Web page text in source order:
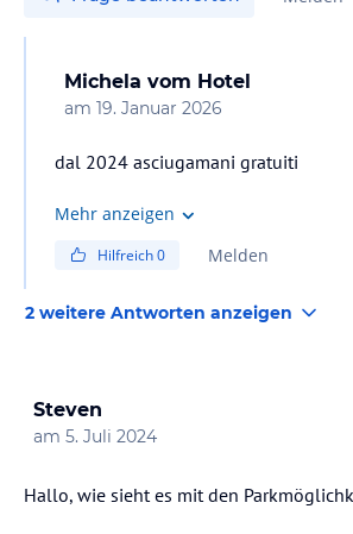
Michela vom Hotel
am 19. Januar 2026
dal 2024 asciugamani gratuiti
Mehr anzeigen
Hilfreich0 Melden
2 weitere Antworten anzeigen
Steven
am 5. Juli 2024
Hallo, wie sieht es mit den